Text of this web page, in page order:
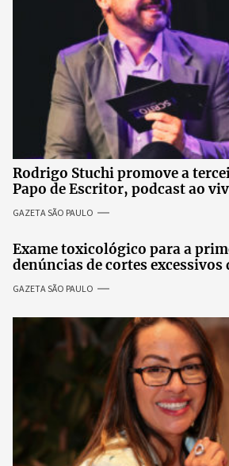
Rodrigo Stuchi promove a
Papo de Escritor, podcast ao
especialistas para discutir
prosperidade.
GAZETA SÃO PAULO
Exame toxicológico para a
denúncias de cortes excessivos
revolta entre candidatas
GAZETA SÃO PAULO